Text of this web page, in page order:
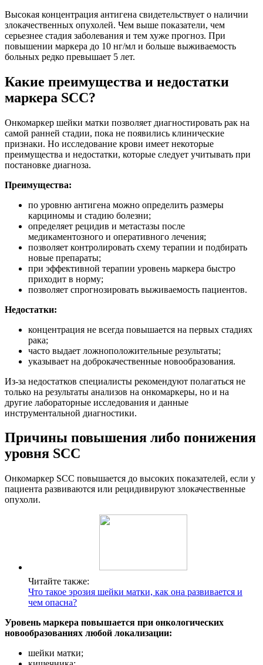
Высокая концентрация антигена свидетельствует о наличии
злокачественных опухолей. Чем выше показатели, чем
серьезнее стадия заболевания и тем хуже прогноз. При
повышении маркера до 10 нг/мл и больше выживаемость
больных редко превышает 5 лет.
Какие преимущества и недостатки
маркера SCC?
Онкомаркер шейки матки позволяет диагностировать рак на
самой ранней стадии, пока не появились клинические
признаки. Но исследование крови имеет некоторые
преимущества и недостатки, которые следует учитывать при
постановке диагноза.
Преимущества:
по уровню антигена можно определить размеры
карциномы и стадию болезни;
определяет рецидив и метастазы после
медикаментозного и оперативного лечения;
позволяет контролировать схему терапии и подбирать
новые препараты;
при эффективной терапии уровень маркера быстро
приходит в норму;
позволяет спрогнозировать выживаемость пациентов.
Недостатки:
концентрация не всегда повышается на первых стадиях
рака;
часто выдает ложноположительные результаты;
указывает на доброкачественные новообразования.
Из-за недостатков специалисты рекомендуют полагаться не
только на результаты анализов на онкомаркеры, но и на
другие лабораторные исследования и данные
инструментальной диагностики.
Причины повышения либо понижения
уровня SCC
Онкомаркер SCC повышается до высоких показателей, если у
пациента развиваются или рецидивируют злокачественные
опухоли.
Читайте также:
Что такое эрозия шейки матки, как она развивается и
чем опасна?
Уровень маркера повышается при онкологических
новообразованиях любой локализации:
шейки матки;